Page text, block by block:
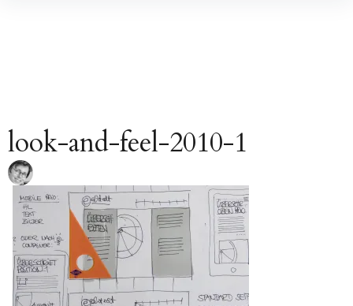
look-and-feel-2010-1
Beitragsnavigation